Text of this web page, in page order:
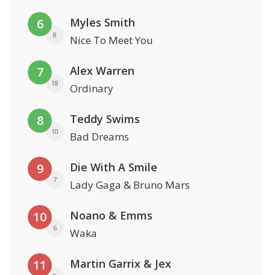
6
8
Myles Smith
Nice To Meet You
7
18
Alex Warren
Ordinary
8
10
Teddy Swims
Bad Dreams
9
7
Die With A Smile
Lady Gaga & Bruno Mars
10
6
Noano & Emms
Waka
11 Martin Garrix & Jex